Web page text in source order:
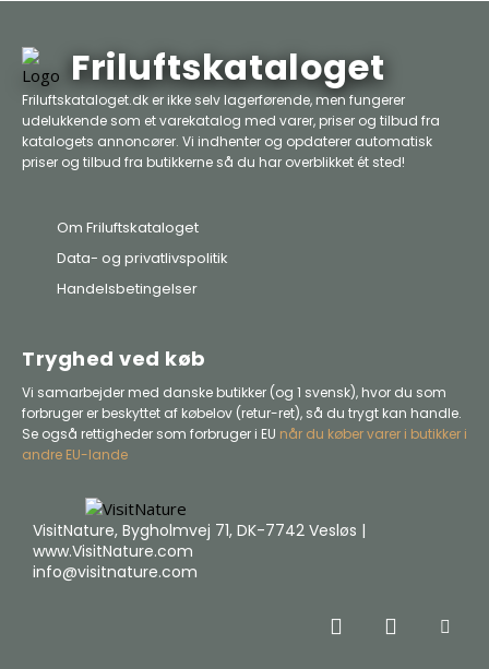
Friluftskataloget
Friluftskataloget.dk er ikke selv lagerførende, men fungerer
udelukkende som et varekatalog med varer, priser og tilbud fra
katalogets annoncører. Vi indhenter og opdaterer automatisk
priser og tilbud fra butikkerne så du har overblikket ét sted!
Om Friluftskataloget
Data- og privatlivspolitik
Handelsbetingelser
Tryghed ved køb
Vi samarbejder med danske butikker (og 1 svensk), hvor du som
forbruger er beskyttet af købelov (retur-ret), så du trygt kan handle.
Se også rettigheder som forbruger i EU når du køber varer i butikker i
andre EU-lande
VisitNature, Bygholmvej 71, DK-7742 Vesløs |
www.VisitNature.com
info@visitnature.com